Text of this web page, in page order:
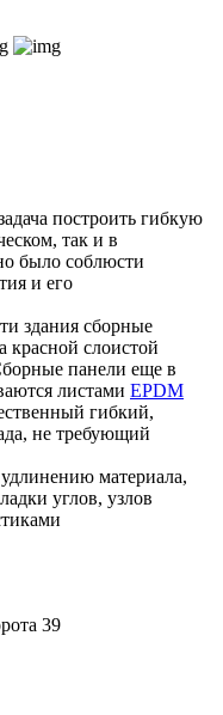
построить гибкую
так и в
было соблюсти
и его
здания сборные
красной слоистой
панели еще в
листами EPDM
гибкий,
не требующий
материала,
углов, узлов
39